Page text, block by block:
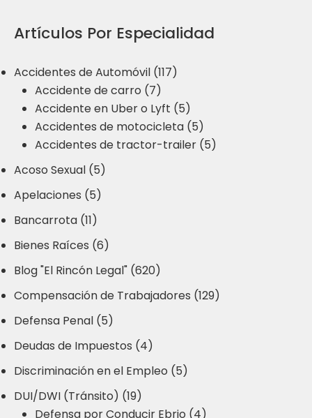
Artículos Por Especialidad
Accidentes de Automóvil (117)
Accidente de carro (7)
Accidente en Uber o Lyft (5)
Accidentes de motocicleta (5)
Accidentes de tractor-trailer (5)
Acoso Sexual (5)
Apelaciones (5)
Bancarrota (11)
Bienes Raíces (6)
Blog "El Rincón Legal" (620)
Compensación de Trabajadores (129)
Defensa Penal (5)
Deudas de Impuestos (4)
Discriminación en el Empleo (5)
DUI/DWI (Tránsito) (19)
Defensa por Conducir Ebrio (4)